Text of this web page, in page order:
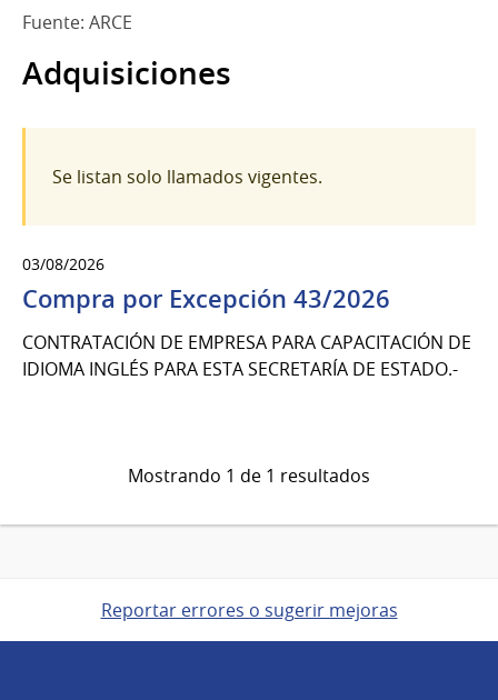
Fuente: ARCE
Adquisiciones
Se listan solo llamados vigentes.
03/08/2026
Compra por Excepción 43/2026
CONTRATACIÓN DE EMPRESA PARA CAPACITACIÓN DE
IDIOMA INGLÉS PARA ESTA SECRETARÍA DE ESTADO.-
Mostrando 1 de 1 resultados
Reportar errores o sugerir mejoras